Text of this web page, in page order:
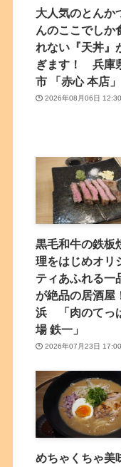
大人気のとんか
んのここでしか
れない『天丼』
ぎます！ 兵庫
市 「赤心 本店」
2026年08月06日 12:30
黒毛和牛の鉄板
理をはじめオリ
ティあふれる一
が絶品の居酒
浜 「肉のてっ
場 鉄一」
2026年07月23日 17:00
めちゃくちゃ美